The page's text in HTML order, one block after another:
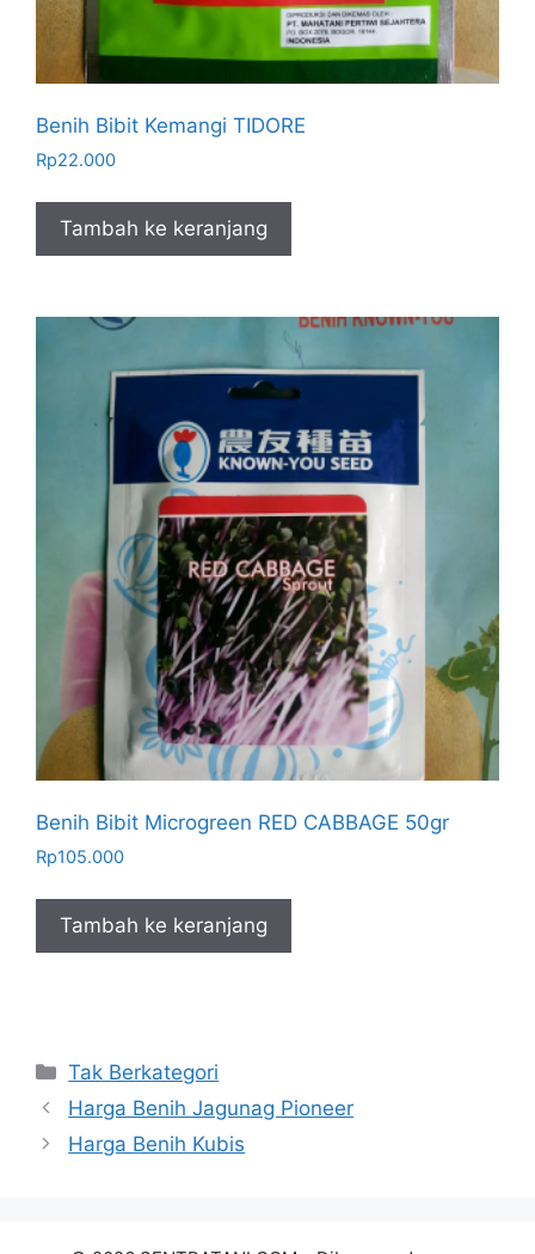
Benih Bibit Kemangi TIDORE
Rp22.000
Tambah ke keranjang
Benih Bibit Microgreen RED CABBAGE 50gr
Rp105.000
Tambah ke keranjang
Kategori
Tak Berkategori
Harga Benih Jagunag Pioneer
Harga Benih Kubis